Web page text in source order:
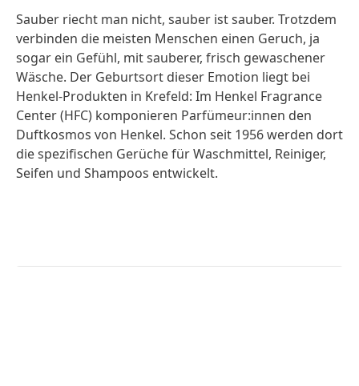
Sauber riecht man nicht, sauber ist sauber. Trotzdem
verbinden die meisten Menschen einen Geruch, ja
sogar ein Gefühl, mit sauberer, frisch gewaschener
Wäsche. Der Geburtsort dieser Emotion liegt bei
Henkel-Produkten in Krefeld: Im Henkel Fragrance
Center(HFC) komponieren Parfümeur:innen den
Duftkosmos von Henkel. Schon seit 1956 werden dort
die spezifischen Gerüche für Waschmittel, Reiniger,
Seifen und Shampoos entwickelt.